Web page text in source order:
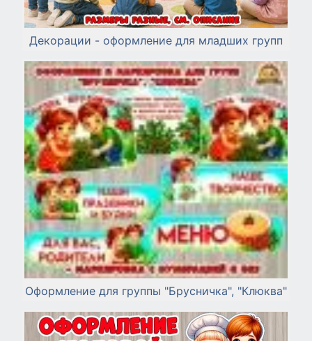
Декорации - оформление для младших групп
Оформление для группы "Брусничка", "Клюква"